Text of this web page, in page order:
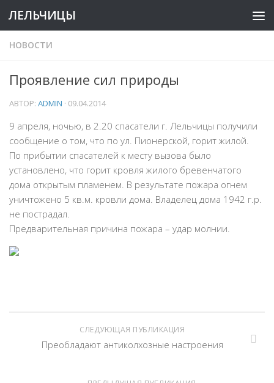
ЛЕЛЬЧИЦЫ
НОВОСТИ
Проявление сил природы
АВТОР: ADMIN · 09.04.2014
9 апреля, ночью, в 2.20 спасатели г. Лельчицы получили
сообщение о том, что по ул. Пионерской, горит жилой.
По прибытии спасателей к месту вызова было
установлено, что горит кровля жилого бревенчатого
дома открытым пламенем. В результате пожара огнем
уничтожено 5 кв.м. кровли дома. Владелец дома 1942 г.р.
не пострадал.
Предварительная причина пожара – удар молнии.
СЛЕДУЮЩАЯ ПУБЛИКАЦИЯ
Преобладают антиколхозные настроения